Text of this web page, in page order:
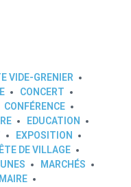
VIDE-GRENIER
CONCERT
CONFÉRENCE
EDUCATION
EXPOSITION
DE VILLAGE
MARCHÉS